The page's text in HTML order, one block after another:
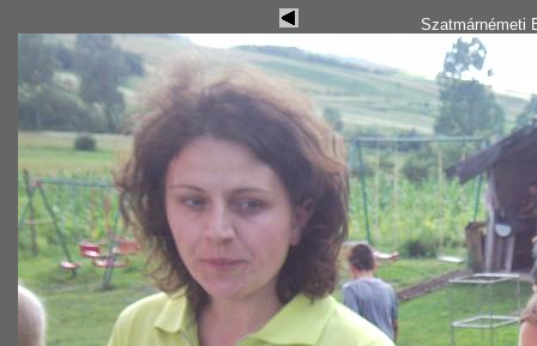
Szatmárnémeti